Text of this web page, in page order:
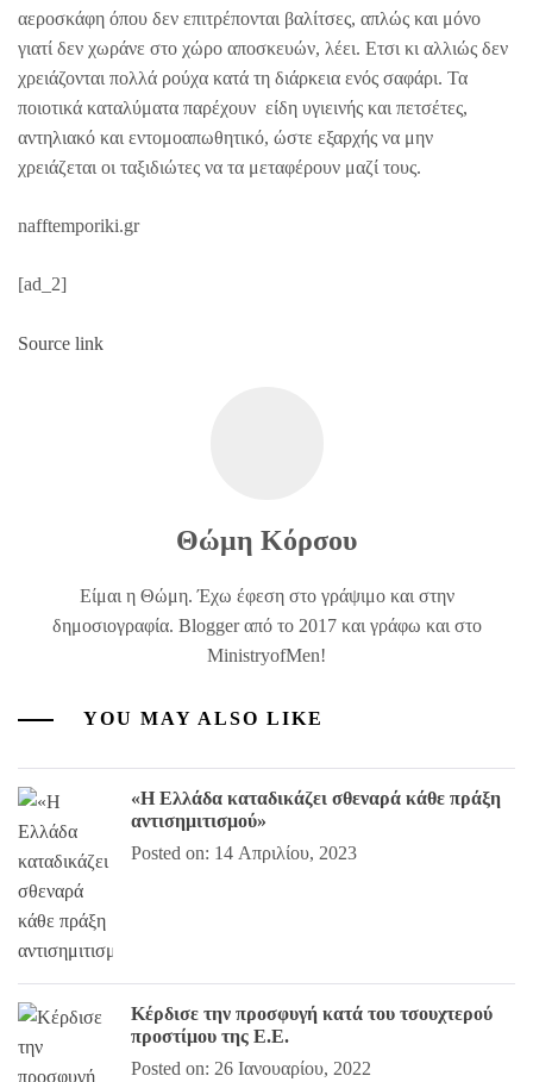
αεροσκάφη όπου δεν επιτρέπονται βαλίτσες, απλώς και μόνο
γιατί δεν χωράνε στο χώρο αποσκευών, λέει. Ετσι κι αλλιώς δεν
χρειάζονται πολλά ρούχα κατά τη διάρκεια ενός σαφάρι. Τα
ποιοτικά καταλύματα παρέχουν είδη υγιεινής και πετσέτες,
αντηλιακό και εντομοαπωθητικό, ώστε εξαρχής να μην
χρειάζεται οι ταξιδιώτες να τα μεταφέρουν μαζί τους.
nafftemporiki.gr
[ad_2]
Source link
Θώμη Κόρσου
Είμαι η Θώμη. Έχω έφεση στο γράψιμο και στην
δημοσιογραφία. Blogger από το 2017 και γράφω και στο
MinistryofMen!
YOU MAY ALSO LIKE
«Η Ελλάδα καταδικάζει σθεναρά κάθε πράξη
αντισημιτισμού»
Posted on: 14 Απριλίου, 2023
Κέρδισε την προσφυγή κατά του τσουχτερού
προστίμου της Ε.Ε.
Posted on: 26 Ιανουαρίου, 2022